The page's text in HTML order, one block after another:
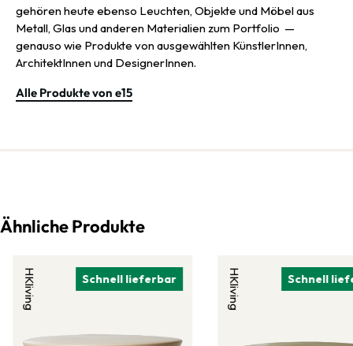
gehören heute ebenso Leuchten, Objekte und Möbel aus
Metall, Glas und anderen Materialien zum Portfolio —
genauso wie Produkte von ausgewählten KünstlerInnen,
ArchitektInnen und DesignerInnen.
Alle Produkte von e15
Ähnliche Produkte
Schnell lieferbar
HKliving Schnell
HKliving